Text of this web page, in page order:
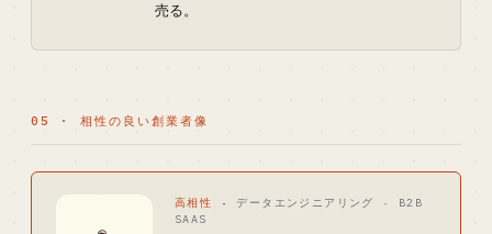
売る。
05 · 相性の良い創業者像
高相性 · データエンジニアリング · B2B
SAAS